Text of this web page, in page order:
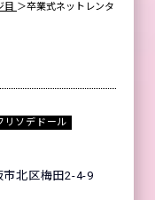
目 ＞卒業式ネットレンタ
リソデドール
市北区梅田2-4-9